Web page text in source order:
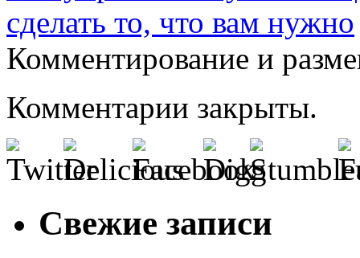
сделать то, что вам нужно
Комментирование и
Комментарии закрыты.
Свежие записи